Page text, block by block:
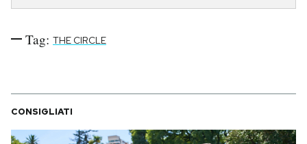
Tag: THE CIRCLE
CONSIGLIATI